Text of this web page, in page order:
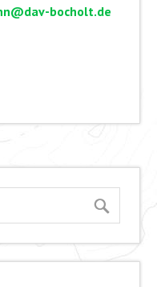
bocholt.de